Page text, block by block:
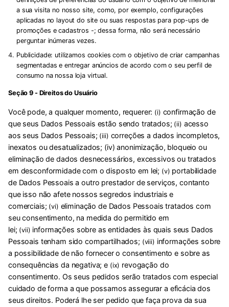
a sua visita no nosso site, como, por exemplo, configurações
aplicadas no layout do site ou suas respostas para pop-ups de
promoções e cadastros -; dessa forma, não será necessário
perguntar inúmeras vezes.
Publicidade: utilizamos cookies com o objetivo de criar campanhas
segmentadas e entregar anúncios de acordo com o seu perfil de
consumo na nossa loja virtual.
Seção 9 - Direitos do Usuário
Você pode, a qualquer momento, requerer: (i) confirmação de
que seus Dados Pessoais estão sendo tratados; (ii) acesso
aos seus Dados Pessoais; (iii) correções a dados incompletos,
inexatos ou desatualizados; (iv) anonimização, bloqueio ou
eliminação de dados desnecessários, excessivos ou tratados
em desconformidade com o disposto em lei; (v) portabilidade
de Dados Pessoais a outro prestador de serviços, contanto
que isso não afete nossos segredos industriais e
comerciais; (vi) eliminação de Dados Pessoais tratados com
seu consentimento, na medida do permitido em
lei; (vii) informações sobre as entidades às quais seus Dados
Pessoais tenham sido compartilhados; (viii) informações sobre
a possibilidade de não fornecer o consentimento e sobre as
consequências da negativa; e (ix) revogação do
consentimento. Os seus pedidos serão tratados com especial
cuidado de forma a que possamos assegurar a eficácia dos
seus direitos. Poderá lhe ser pedido que faça prova da sua